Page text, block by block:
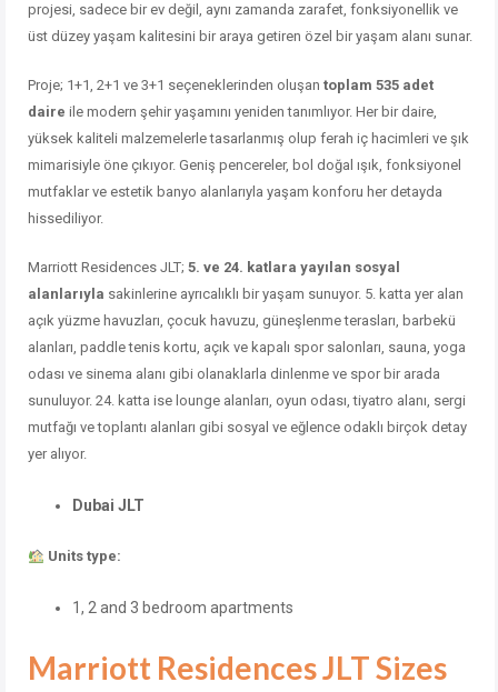
projesi, sadece bir ev değil, aynı zamanda zarafet, fonksiyonellik ve
üst düzey yaşam kalitesini bir araya getiren özel biryaşam alanı sunar.
Proje; 1+1, 2+1 ve 3+1 seçeneklerinden oluşan toplam 535 adet
daire ile modern şehiryaşamını yenidentanımlıyor. Her bir daire,
yüksek kaliteli malzemelerletasarlanmış olup ferah iç hacimleri ve şık
mimarisiyle öne çıkıyor. Geniş pencereler, bol doğal ışık, fonksiyonel
mutfaklarve estetik banyo alanlarıyla yaşam konforu her detayda
hissediliyor.
Marriott Residences JLT; 5. ve 24. katlara yayılan sosyal
alanlarıyla sakinlerine ayrıcalıklı biryaşam sunuyor. 5. katta yer alan
açık yüzme havuzları, çocuk havuzu, güneşlenmeterasları, barbekü
alanları, paddletenis kortu, açık ve kapalı spor salonları, sauna, yoga
odası ve sinema alanı gibi olanaklarla dinlenme ve spor bir arada
sunuluyor. 24. katta ise lounge alanları, oyun odası,tiyatro alanı, sergi
mutfağı vetoplantı alanları gibi sosyal ve eğlence odaklı birçok detay
yer alıyor.
Dubai JLT
Units type:
1, 2 and 3 bedroom apartments
Marriott Residences JLT Sizes